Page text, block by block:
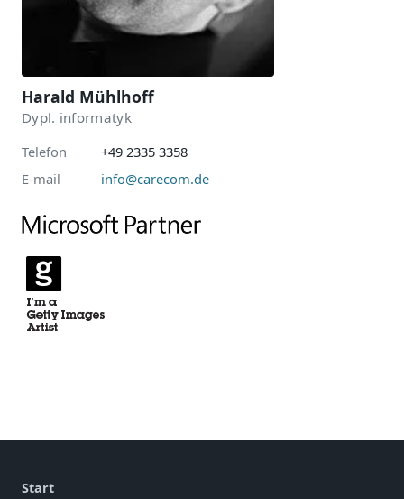
Harald Mühlhoff
Dypl. informatyk
Telefon
+49 2335 3358
E-mail
info@carecom.de
Start